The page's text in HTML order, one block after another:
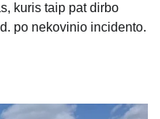
kuris taip pat dirbo
po nekovinio incidento.